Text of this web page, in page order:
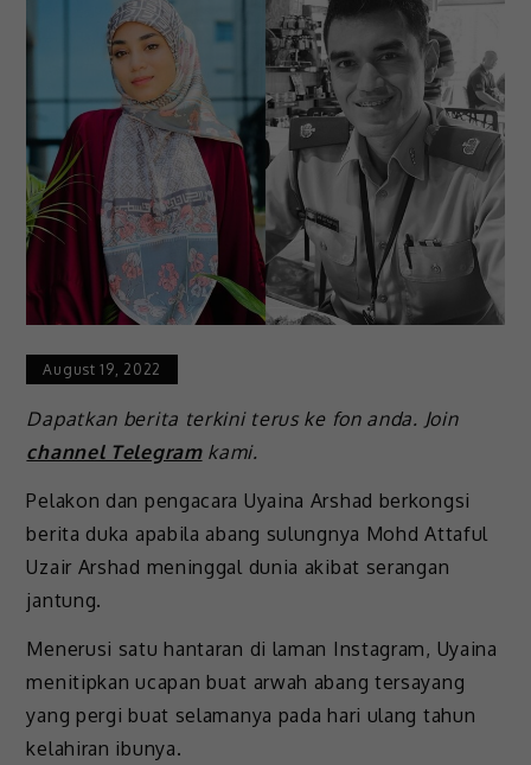
August 19, 2022
Dapatkan berita terkini terus ke fon anda. Join
channel Telegramkami.
Pelakon dan pengacara Uyaina Arshad berkongsi
berita duka apabila abang sulungnya Mohd Attaful
Uzair Arshad meninggal dunia akibat serangan
jantung.
Menerusi satu hantaran di laman Instagram, Uyaina
menitipkan ucapan buat arwah abang tersayang
yang pergi buat selamanya pada hari ulang tahun
kelahiran ibunya.